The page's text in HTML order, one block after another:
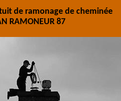
de ramonage de cheminée
RAMONEUR 87